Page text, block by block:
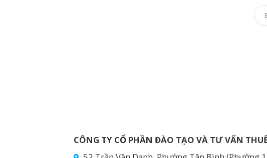
CÔNG TY CỔ PHẦN ĐÀO TẠO VÀ TƯ VẤN